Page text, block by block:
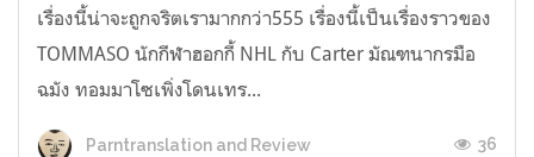
เรื่องนี้น่าจะถูกจริตเรามากกว่า555 เรื่องนี้เป็นเรื่องราวของ
TOMMASO นักกีฬาฮอกกี้ NHL กับ Carter มัณฑนากรมือ
ฉมัง ทอมมาโซเพิ่งโดนเทร...
Parntranslation and Review 36